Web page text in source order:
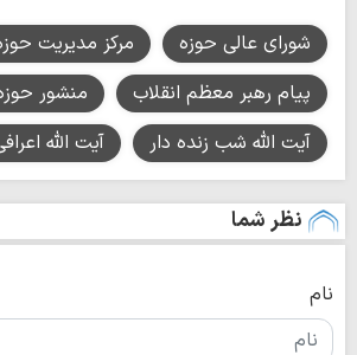
شورای عالی حوزه
مرکز مدیریت
پیام رهبر معظم انقلاب
منشور
آیت الله شب زنده دار
آیت الله
نظر شما
نام